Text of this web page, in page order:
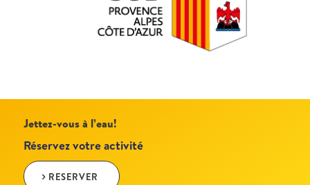
Jettez-vous à l’eau!
Réservez votre activité
RESERVER